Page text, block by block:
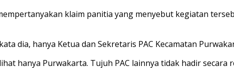
klaim panitia yang menyebut kegiatan
dia, hanya Ketua dan Sekretaris PAC Kecamatan
hanya Purwakarta. Tujuh PAC lainnya tidak hadir